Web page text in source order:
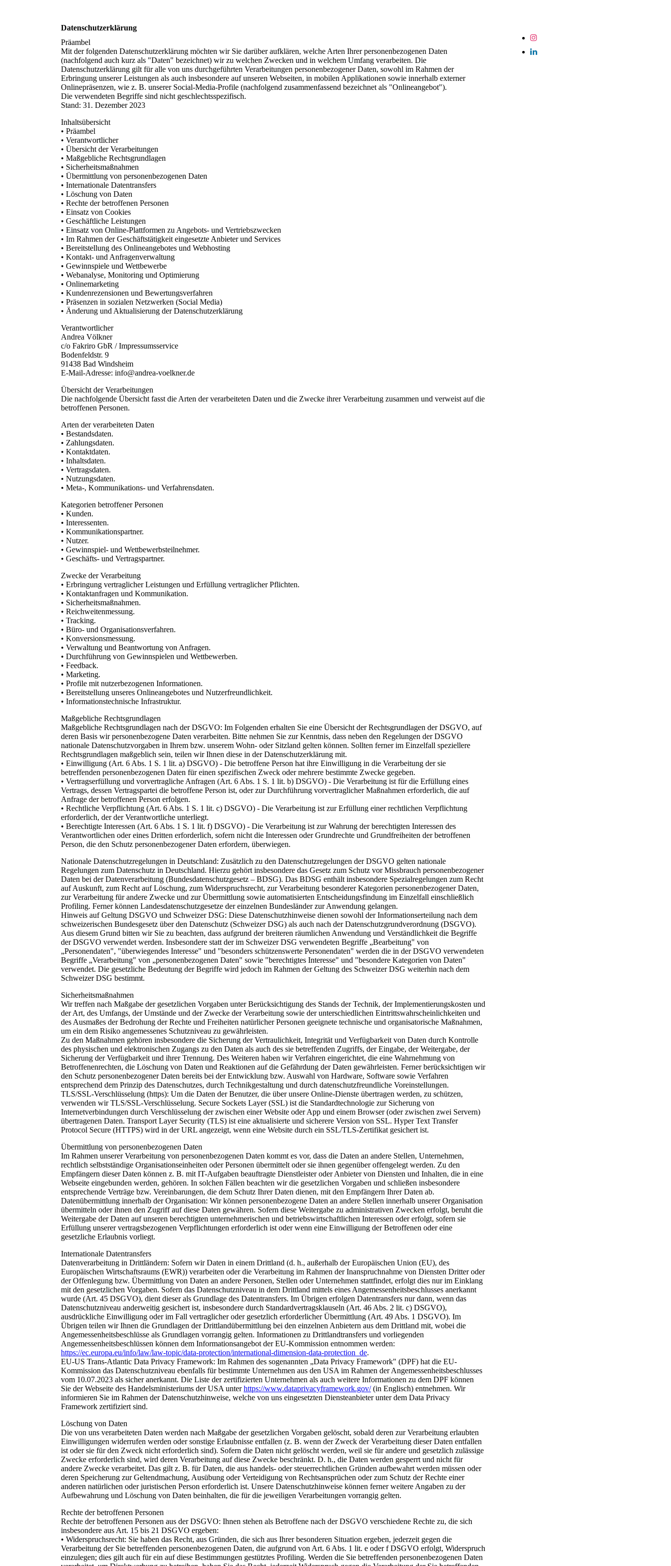
Datenschutzerklärung
Präambel
Mit der folgenden Datenschutzerklärung möchten wir Sie darüber aufklären, welche Arten Ihrer personenbezogenen Daten
(nachfolgend auch kurz als "Daten" bezeichnet) wir zu welchen Zwecken und in welchem Umfang verarbeiten. Die
Datenschutzerklärung gilt für alle von uns durchgeführten Verarbeitungen personenbezogener Daten, sowohl im Rahmen der
Erbringung unserer Leistungen als auch insbesondere auf unseren Webseiten, in mobilen Applikationen sowie innerhalb externer
Onlinepräsenzen, wie z. B. unserer Social-Media-Profile (nachfolgend zusammenfassend bezeichnet als "Onlineangebot").
Die verwendeten Begriffe sind nicht geschlechtsspezifisch.
Stand: 31. Dezember 2023
Inhaltsübersicht
• Präambel
• Verantwortlicher
• Übersicht der Verarbeitungen
• Maßgebliche Rechtsgrundlagen
• Sicherheitsmaßnahmen
• Übermittlung von personenbezogenen Daten
• Internationale Datentransfers
• Löschung von Daten
• Rechte der betroffenen Personen
• Einsatz von Cookies
• Geschäftliche Leistungen
• Einsatz von Online-Plattformen zu Angebots- und Vertriebszwecken
• Im Rahmen der Geschäftstätigkeit eingesetzte Anbieter und Services
• Bereitstellung des Onlineangebotes und Webhosting
• Kontakt- und Anfragenverwaltung
• Gewinnspiele und Wettbewerbe
• Webanalyse, Monitoring und Optimierung
• Onlinemarketing
• Kundenrezensionen und Bewertungsverfahren
• Präsenzen in sozialen Netzwerken (Social Media)
• Änderung und Aktualisierung der Datenschutzerklärung
Verantwortlicher
Andrea Völkner
c/o Fakriro GbR / Impressumsservice
Bodenfeldstr. 9
91438 Bad Windsheim
E-Mail-Adresse: info@andrea-voelkner.de
Übersicht der Verarbeitungen
Die nachfolgende Übersicht fasst die Arten der verarbeiteten Daten und die Zwecke ihrer Verarbeitung zusammen und verweist auf die
betroffenen Personen.
Arten der verarbeiteten Daten
• Bestandsdaten.
• Zahlungsdaten.
• Kontaktdaten.
• Inhaltsdaten.
• Vertragsdaten.
• Nutzungsdaten.
• Meta-, Kommunikations- und Verfahrensdaten.
Kategorien betroffener Personen
• Kunden.
• Interessenten.
• Kommunikationspartner.
• Nutzer.
• Gewinnspiel- und Wettbewerbsteilnehmer.
• Geschäfts- und Vertragspartner.
Zwecke der Verarbeitung
• Erbringung vertraglicher Leistungen und Erfüllung vertraglicher Pflichten.
• Kontaktanfragen und Kommunikation.
• Sicherheitsmaßnahmen.
• Reichweitenmessung.
• Tracking.
• Büro- und Organisationsverfahren.
• Konversionsmessung.
• Verwaltung und Beantwortung von Anfragen.
• Durchführung von Gewinnspielen und Wettbewerben.
• Feedback.
• Marketing.
• Profile mit nutzerbezogenen Informationen.
• Bereitstellung unseres Onlineangebotes und Nutzerfreundlichkeit.
• Informationstechnische Infrastruktur.
Maßgebliche Rechtsgrundlagen
Maßgebliche Rechtsgrundlagen nach der DSGVO: Im Folgenden erhalten Sie eine Übersicht der Rechtsgrundlagen der DSGVO, auf
deren Basis wir personenbezogene Daten verarbeiten. Bitte nehmen Sie zur Kenntnis, dass neben den Regelungen der DSGVO
nationale Datenschutzvorgaben in Ihrem bzw. unserem Wohn- oder Sitzland gelten können. Sollten ferner im Einzelfall speziellere
Rechtsgrundlagen maßgeblich sein, teilen wir Ihnen diese in der Datenschutzerklärung mit.
• Einwilligung (Art. 6 Abs. 1 S. 1 lit. a) DSGVO) - Die betroffene Person hat ihre Einwilligung in die Verarbeitung der sie
betreffenden personenbezogenen Daten für einen spezifischen Zweck oder mehrere bestimmte Zwecke gegeben.
• Vertragserfüllung und vorvertragliche Anfragen (Art. 6 Abs. 1 S. 1 lit. b) DSGVO) - Die Verarbeitung ist für die Erfüllung eines
Vertrags, dessen Vertragspartei die betroffene Person ist, oder zur Durchführung vorvertraglicher Maßnahmen erforderlich, die auf
Anfrage der betroffenen Person erfolgen.
• Rechtliche Verpflichtung (Art. 6 Abs. 1 S. 1 lit. c) DSGVO) - Die Verarbeitung ist zur Erfüllung einer rechtlichen Verpflichtung
erforderlich, der der Verantwortliche unterliegt.
• Berechtigte Interessen (Art. 6 Abs. 1 S. 1 lit. f) DSGVO) - Die Verarbeitung ist zur Wahrung der berechtigten Interessen des
Verantwortlichen oder eines Dritten erforderlich, sofern nicht die Interessen oder Grundrechte und Grundfreiheiten der betroffenen
Person, die den Schutz personenbezogener Daten erfordern, überwiegen.
Nationale Datenschutzregelungen in Deutschland: Zusätzlich zu den Datenschutzregelungen der DSGVO gelten nationale
Regelungen zum Datenschutz in Deutschland. Hierzu gehört insbesondere das Gesetz zum Schutz vor Missbrauch personenbezogener
Daten bei der Datenverarbeitung (Bundesdatenschutzgesetz – BDSG). Das BDSG enthält insbesondere Spezialregelungen zum Recht
auf Auskunft, zum Recht auf Löschung, zum Widerspruchsrecht, zur Verarbeitung besonderer Kategorien personenbezogener Daten,
zur Verarbeitung für andere Zwecke und zur Übermittlung sowie automatisierten Entscheidungsfindung im Einzelfall einschließlich
Profiling. Ferner können Landesdatenschutzgesetze der einzelnen Bundesländer zur Anwendung gelangen.
Hinweis auf Geltung DSGVO und Schweizer DSG: Diese Datenschutzhinweise dienen sowohl der Informationserteilung nach dem
schweizerischen Bundesgesetz über den Datenschutz (Schweizer DSG) als auch nach der Datenschutzgrundverordnung (DSGVO).
Aus diesem Grund bitten wir Sie zu beachten, dass aufgrund der breiteren räumlichen Anwendung und Verständlichkeit die Begriffe
der DSGVO verwendet werden. Insbesondere statt der im Schweizer DSG verwendeten Begriffe „Bearbeitung" von
„Personendaten", "überwiegendes Interesse" und "besonders schützenswerte Personendaten" werden die in der DSGVO verwendeten
Begriffe „Verarbeitung" von „personenbezogenen Daten" sowie "berechtigtes Interesse" und "besondere Kategorien von Daten"
verwendet. Die gesetzliche Bedeutung der Begriffe wird jedoch im Rahmen der Geltung des Schweizer DSG weiterhin nach dem
Schweizer DSG bestimmt.
Sicherheitsmaßnahmen
Wir treffen nach Maßgabe der gesetzlichen Vorgaben unter Berücksichtigung des Stands der Technik, der Implementierungskosten und
der Art, des Umfangs, der Umstände und der Zwecke der Verarbeitung sowie der unterschiedlichen Eintrittswahrscheinlichkeiten und
des Ausmaßes der Bedrohung der Rechte und Freiheiten natürlicher Personen geeignete technische und organisatorische Maßnahmen,
um ein dem Risiko angemessenes Schutzniveau zu gewährleisten.
Zu den Maßnahmen gehören insbesondere die Sicherung der Vertraulichkeit, Integrität und Verfügbarkeit von Daten durch Kontrolle
des physischen und elektronischen Zugangs zu den Daten als auch des sie betreffenden Zugriffs, der Eingabe, der Weitergabe, der
Sicherung der Verfügbarkeit und ihrer Trennung. Des Weiteren haben wir Verfahren eingerichtet, die eine Wahrnehmung von
Betroffenenrechten, die Löschung von Daten und Reaktionen auf die Gefährdung der Daten gewährleisten. Ferner berücksichtigen wir
den Schutz personenbezogener Daten bereits bei der Entwicklung bzw. Auswahl von Hardware, Software sowie Verfahren
entsprechend dem Prinzip des Datenschutzes, durch Technikgestaltung und durch datenschutzfreundliche Voreinstellungen.
TLS/SSL-Verschlüsselung (https): Um die Daten der Benutzer, die über unsere Online-Dienste übertragen werden, zu schützen,
verwenden wir TLS/SSL-Verschlüsselung. Secure Sockets Layer (SSL) ist die Standardtechnologie zur Sicherung von
Internetverbindungen durch Verschlüsselung der zwischen einer Website oder App und einem Browser (oder zwischen zwei Servern)
übertragenen Daten. Transport Layer Security (TLS) ist eine aktualisierte und sicherere Version von SSL. Hyper Text Transfer
Protocol Secure (HTTPS) wird in der URL angezeigt, wenn eine Website durch ein SSL/TLS-Zertifikat gesichert ist.
Übermittlung von personenbezogenen Daten
Im Rahmen unserer Verarbeitung von personenbezogenen Daten kommt es vor, dass die Daten an andere Stellen, Unternehmen,
rechtlich selbstständige Organisationseinheiten oder Personen übermittelt oder sie ihnen gegenüber offengelegt werden. Zu den
Empfängern dieser Daten können z. B. mit IT-Aufgaben beauftragte Dienstleister oder Anbieter von Diensten und Inhalten, die in eine
Webseite eingebunden werden, gehören. In solchen Fällen beachten wir die gesetzlichen Vorgaben und schließen insbesondere
entsprechende Verträge bzw. Vereinbarungen, die dem Schutz Ihrer Daten dienen, mit den Empfängern Ihrer Daten ab.
Datenübermittlung innerhalb der Organisation: Wir können personenbezogene Daten an andere Stellen innerhalb unserer Organisation
übermitteln oder ihnen den Zugriff auf diese Daten gewähren. Sofern diese Weitergabe zu administrativen Zwecken erfolgt, beruht die
Weitergabe der Daten auf unseren berechtigten unternehmerischen und betriebswirtschaftlichen Interessen oder erfolgt, sofern sie
Erfüllung unserer vertragsbezogenen Verpflichtungen erforderlich ist oder wenn eine Einwilligung der Betroffenen oder eine
gesetzliche Erlaubnis vorliegt.
Internationale Datentransfers
Datenverarbeitung in Drittländern: Sofern wir Daten in einem Drittland (d. h., außerhalb der Europäischen Union (EU), des
Europäischen Wirtschaftsraums (EWR)) verarbeiten oder die Verarbeitung im Rahmen der Inanspruchnahme von Diensten Dritter oder
der Offenlegung bzw. Übermittlung von Daten an andere Personen, Stellen oder Unternehmen stattfindet, erfolgt dies nur im Einklang
mit den gesetzlichen Vorgaben. Sofern das Datenschutzniveau in dem Drittland mittels eines Angemessenheitsbeschlusses anerkannt
wurde (Art. 45 DSGVO), dient dieser als Grundlage des Datentransfers. Im Übrigen erfolgen Datentransfers nur dann, wenn das
Datenschutzniveau anderweitig gesichert ist, insbesondere durch Standardvertragsklauseln (Art. 46 Abs. 2 lit. c) DSGVO),
ausdrückliche Einwilligung oder im Fall vertraglicher oder gesetzlich erforderlicher Übermittlung (Art. 49 Abs. 1 DSGVO). Im
Übrigen teilen wir Ihnen die Grundlagen der Drittlandübermittlung bei den einzelnen Anbietern aus dem Drittland mit, wobei die
Angemessenheitsbeschlüsse als Grundlagen vorrangig gelten. Informationen zu Drittlandtransfers und vorliegenden
Angemessenheitsbeschlüssen können dem Informationsangebot der EU-Kommission entnommen werden:
https://ec.europa.eu/info/law/law-topic/data-protection/international-dimension-data-protection_de.
EU-US Trans-Atlantic Data Privacy Framework: Im Rahmen des sogenannten „Data Privacy Framework" (DPF) hat die EU-
Kommission das Datenschutzniveau ebenfalls für bestimmte Unternehmen aus den USA im Rahmen der Angemessenheitsbeschlusses
vom 10.07.2023 als sicher anerkannt. Die Liste der zertifizierten Unternehmen als auch weitere Informationen zu dem DPF können
Sie der Webseite des Handelsministeriums der USA unterhttps://www.dataprivacyframework.gov/(in Englisch) entnehmen. Wir
informieren Sie im Rahmen der Datenschutzhinweise, welche von uns eingesetzten Diensteanbieter unter dem Data Privacy
Framework zertifiziert sind.
Löschung von Daten
Die von uns verarbeiteten Daten werden nach Maßgabe der gesetzlichen Vorgaben gelöscht, sobald deren zur Verarbeitung erlaubten
Einwilligungen widerrufen werden oder sonstige Erlaubnisse entfallen (z. B. wenn der Zweck der Verarbeitung dieser Daten entfallen
ist oder sie für den Zweck nicht erforderlich sind). Sofern die Daten nicht gelöscht werden, weil sie für andere und gesetzlich zulässige
Zwecke erforderlich sind, wird deren Verarbeitung auf diese Zwecke beschränkt. D. h., die Daten werden gesperrt und nicht für
andere Zwecke verarbeitet. Das gilt z. B. für Daten, die aus handels- oder steuerrechtlichen Gründen aufbewahrt werden müssen oder
deren Speicherung zur Geltendmachung, Ausübung oder Verteidigung von Rechtsansprüchen oder zum Schutz der Rechte einer
anderen natürlichen oder juristischen Person erforderlich ist. Unsere Datenschutzhinweise können ferner weitere Angaben zu der
Aufbewahrung und Löschung von Daten beinhalten, die für die jeweiligen Verarbeitungen vorrangig gelten.
Rechte der betroffenen Personen
Rechte der betroffenen Personen aus der DSGVO: Ihnen stehen als Betroffene nach der DSGVO verschiedene Rechte zu, die sich
insbesondere aus Art. 15 bis 21 DSGVO ergeben:
• Widerspruchsrecht: Sie haben das Recht, aus Gründen, die sich aus Ihrer besonderen Situation ergeben, jederzeit gegen die
Verarbeitung der Sie betreffenden personenbezogenen Daten, die aufgrund von Art. 6 Abs. 1 lit. e oder f DSGVO erfolgt, Widerspruch
einzulegen; dies gilt auch für ein auf diese Bestimmungen gestütztes Profiling. Werden die Sie betreffenden personenbezogenen Daten